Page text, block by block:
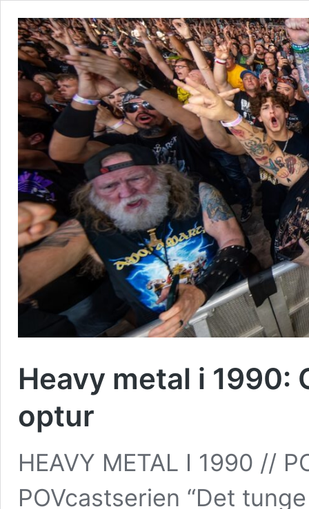
Heavy metal i 1990:
optur
HEAVY METAL I 1990 //
POVcastserien “Det